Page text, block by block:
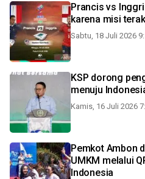
Prancis vs
karena misi
Sabtu, 18 Juli 2026
KSP dorong
menuju
Kamis, 16 Juli 2026
Pemkot Ambon
UMKM melalui
Indonesia